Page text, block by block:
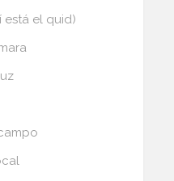
está el quid)